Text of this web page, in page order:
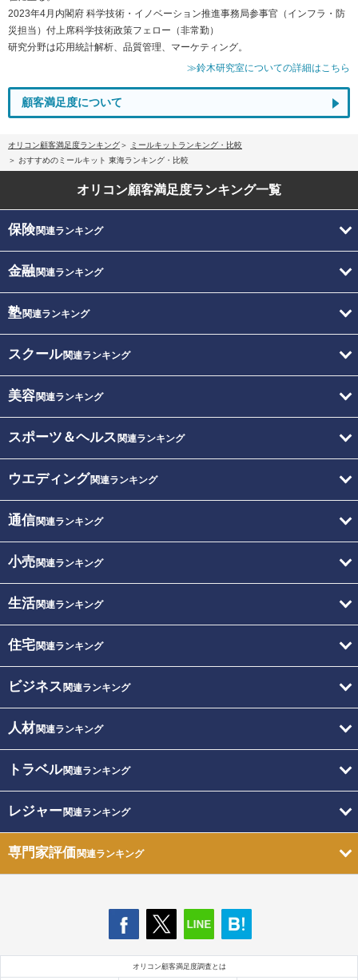
2023年4月内閣府 科学技術・イノベーション推進事務局参事官（インフラ・防
災担当）付上席科学技術政策フェロー（非常勤）
研究分野は応用統計解析、品質管理、マーケティング。
≫鈴木研究室についての詳細はこちら
顧客満足度について
オリコン顧客満足度ランキング
ミールキットランキング・比較
おすすめのミールキット 東海ランキング・比較
オリコン顧客満足度ランキング一覧
保険関連ランキング
金融関連ランキング
塾関連ランキング
スクール関連ランキング
美容関連ランキング
スポーツ＆ヘルス 関連ランキング
ウエディング関連ランキング
通信関連ランキング
小売関連ランキング
生活関連ランキング
住宅関連ランキング
ビジネス 関連ランキング
人材関連ランキング
トラベル関連ランキング
レジャー関連ランキング
専門家評価関連ランキング
オリコン顧客満足度調査とは